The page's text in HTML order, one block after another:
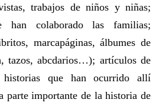
trabajos de niños y niñas;
han colaborado las familias;
marcapáginas, álbumes de
tazos, abcdarios…); artículos de
historias que han ocurrido allí
importante de la historia de